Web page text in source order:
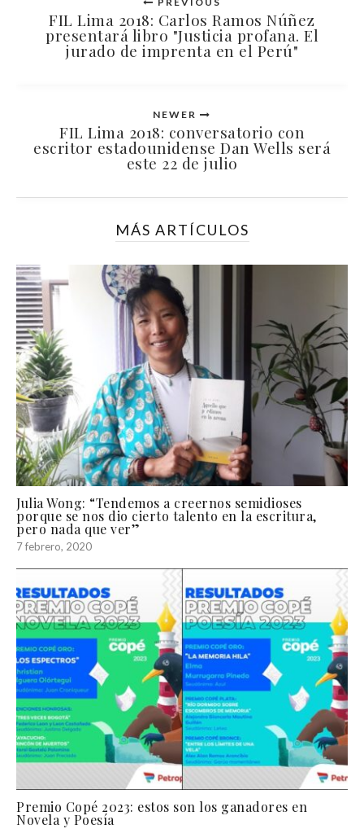
FIL Lima 2018: Carlos Ramos Núñez
presentará libro "Justicia profana. El
jurado de imprenta en el Perú"
NEWER
FIL Lima 2018: conversatorio con
escritor estadounidense Dan Wells será
este 22 de julio
MÁS ARTÍCULOS
Julia Wong: “Tendemos a creernos semidioses
porque se nos dio cierto talento en la escritura,
pero nada que ver”
7 febrero, 2020
Premio Copé 2023: estos son los ganadores en
Novela y Poesía